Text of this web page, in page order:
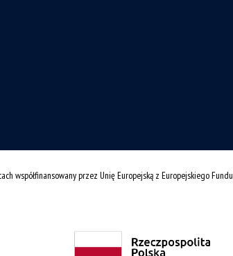
współfinansowany przez Unię Europejską z Europejskiego